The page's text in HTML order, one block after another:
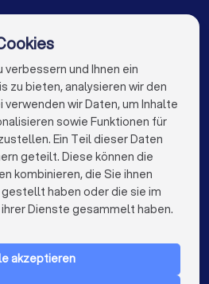
Anbieter in Essen
Anbieter in Bremen
Anbieter in Nürnberg
Anbieter in Dresden
Anbieter in Hannover
Anbieter in Leipzig
Anbieter in Bochum
Anbieter für Sieund Ihnen ein
zu bieten, analysieren wir den
wir Daten, um Inhalte
sowie Funktionen für
Ein Teil dieser Daten
geteilt. Diese können die
kombinieren, die Sie ihnen
haben oder die sie im
Dienste gesammelt haben.
akzeptieren